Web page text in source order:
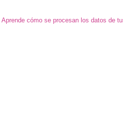
Aprende cómo se procesan los datos de